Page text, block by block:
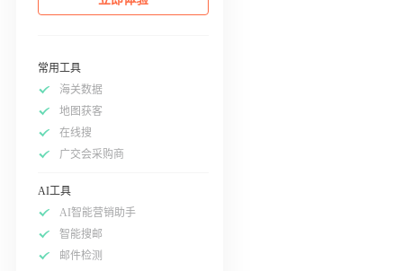
常用工具
海关数据
地图获客
在线搜
广交会采购商
AI工具
AI智能营销助手
智能搜邮
邮件检测